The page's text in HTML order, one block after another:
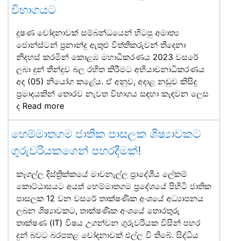
විභාගයට
දූෂණ චෝදනාවක් සම්බන්ධයෙන් හිටපු අමාත්‍ය
ජොන්ස්ටන් ප්‍රනාන්දු ඇතුළු විත්තිකරුවන් තිදෙනා
නිදහස් කරමින් කොළඹ මහාධිකරණය 2023 වසරේ
ලබා දුන් තීන්දුව බල රහිත කිරීමට අභියාචනාධිකරණය
අද (05) නියෝග කළේය. ඒ අනුව, අදාළ නඩුව කිසිදු
ප්‍රමාදයකින් තොරව නැවත විභාගය සඳහා කැඳවන ලෙස
ද Read more
හෙම්මාතගම ජාතික පාසලක ශිෂ්‍යාවකට
ගුරුවරියකගෙන් පහරදීමක්!
කෑගල්ල දිස්ත්‍රික්කයේ මාවනැල්ල ප්‍රාදේශීය ලේකම්
කොට්ඨාසයට අයත් හෙම්මාතගම ප්‍රදේශයේ පිහිටි ජාතික
පාසලක 12 වන වසරේ තාක්ෂණික අංශයේ අධ්‍යාපනය
ලබන ශිෂ්‍යාවකට, තාක්ෂණික අංශයේ තොරතුරු
තාක්ෂණ (IT) විෂය උගන්වන ගුරුවරියක විසින් පහර
දුන් බවට බරපතළ චෝදනාවක් එල්ල වී තිබේ. සිද්ධිය